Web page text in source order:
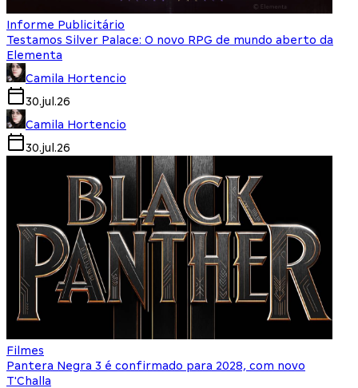
Informe Publicitário
Testamos Silver Palace: O novo RPG de mundo aberto da
Elementa
Camila Hortencio
30.jul.26
Camila Hortencio
30.jul.26
Filmes
Pantera Negra 3 é confirmado para 2028, com novo
T'Challa